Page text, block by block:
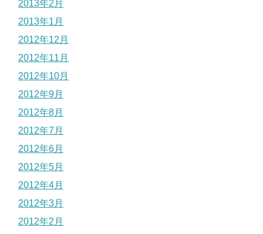
2013年2月
2013年1月
2012年12月
2012年11月
2012年10月
2012年9月
2012年8月
2012年7月
2012年6月
2012年5月
2012年4月
2012年3月
2012年2月